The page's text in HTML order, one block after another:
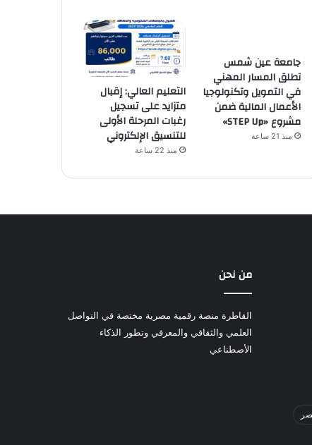
جامعة عين شمس
تطلق المسار المهني
في التمويل وتكنولوجيا
الأعمال المالية ضمن
مشروع «STEP Up»
منذ 21 ساعة
التعليم العالي: إقبال
متزايد على تسجيل
رغبات المرحلة الأولى
للتنسيق الإلكتروني
منذ 22 ساعة
من نحن
القاطرة منصة رقمية مصرية مختصة في التواصل
العلمي والثقافي والمعرفي وتطور الذكاء
الأصطناعي